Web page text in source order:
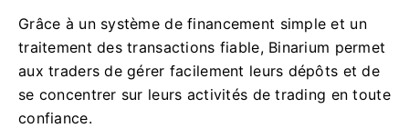
Grâce à un système de financement simple et un
traitement des transactions fiable, Binarium permet
aux traders de gérer facilement leurs dépôts et de
se concentrer sur leurs activités de trading en toute
confiance.